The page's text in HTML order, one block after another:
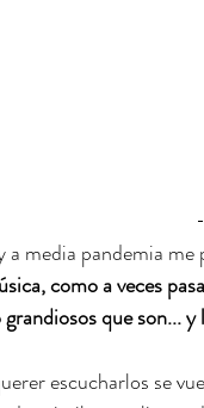
media pandemia me
como a veces
que son...
escucharlos se